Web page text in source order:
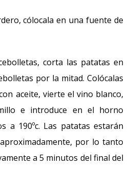
cólocala en una fuente de
corta las patatas en
por la mitad. Colócalas
aceite, vierte el vino blanco,
e introduce en el horno
a 190ºc. Las patatas estarán
por lo tanto
a 5 minutos del final del